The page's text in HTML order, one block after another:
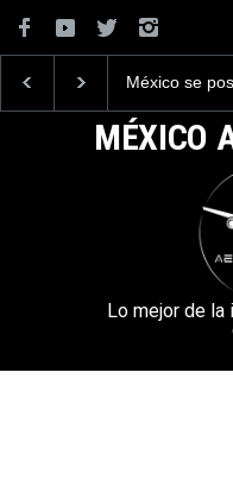
México se
aeroespacial
superar los
de dólares
MÉXICO
Lo mejor de la